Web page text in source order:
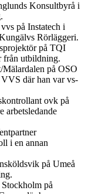
Konsultbyrå i
på Instatech i
Rörläggeri.
på TQI
från utbildning.
på OSO
där han var vs-
ovk på
arbetsledande
i en annan
på Umeå
på